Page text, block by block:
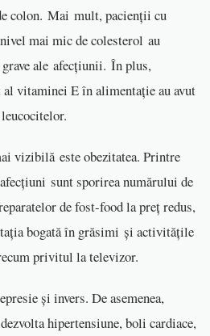
colon. Mai mult, pacienții cu
mai mic de colesterol au
ale afecțiunii. În plus,
vitaminei E în alimentație au avut
vizibilă este obezitatea. Printre
sunt sporirea numărului de
de fost-food la preț redus,
bogată în grăsimi și activitățile
privitul la televizor.
și invers. De asemenea,
hipertensiune, boli cardiace,